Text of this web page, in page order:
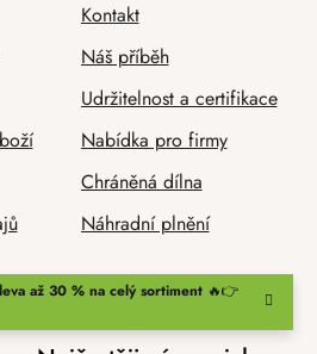
až 30 % na celý sortiment 🔥👉
Kontakt
Náš příběh
Udržitelnost a certifikace
Nabídka pro firmy
Chráněná dílna
Náhradní plnění